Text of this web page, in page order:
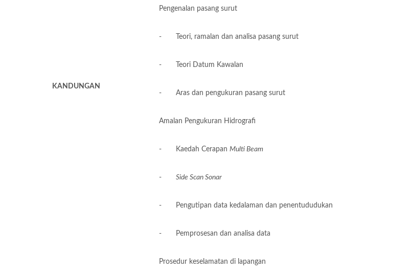
KANDUNGAN
Pengenalan pasang surut
- Teori, ramalan dan analisa pasang surut
- Teori Datum Kawalan
- Aras dan pengukuran pasang surut
Amalan Pengukuran Hidrografi
- Kaedah Cerapan Multi Beam
- Side Scan Sonar
- Pengutipan data kedalaman dan penentududukan
- Pemprosesan dan analisa data
Prosedur keselamatan di lapangan